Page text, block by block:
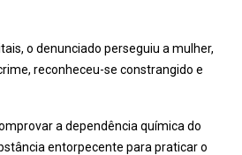
o denunciado perseguiu a mulher,
reconheceu-se constrangido e
a dependência química do
entorpecente para praticar o